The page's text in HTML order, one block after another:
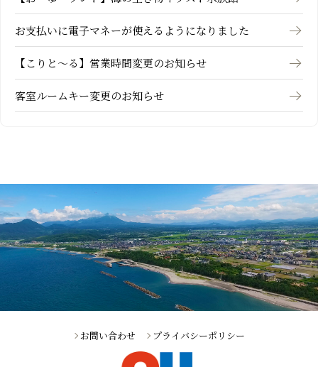
お支払いに電子マネーが使えるようになりました
【こりと～る】営業時間変更のお知らせ
客室ルームキー変更のお知らせ
お問い合わせ プライバシーポリシー